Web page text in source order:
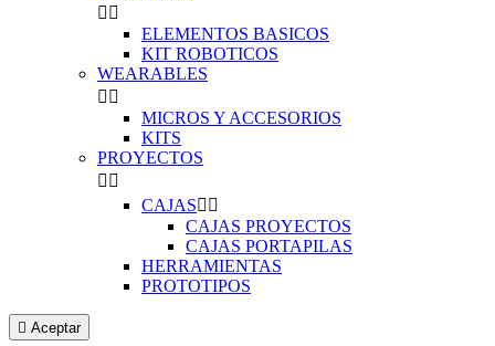
 
ELEMENTOS BASICOS
KIT ROBOTICOS
WEARABLES
 
MICROS Y ACCESORIOS
KITS
PROYECTOS
 
CAJAS 
CAJAS PROYECTOS
CAJAS PORTAPILAS
HERRAMIENTAS
PROTOTIPOS
 Aceptar